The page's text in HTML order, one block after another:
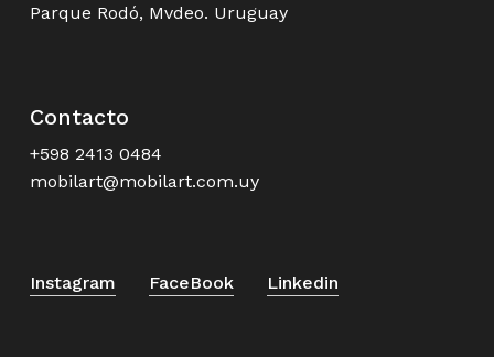
Parque Rodó, Mvdeo. Uruguay
Contacto
+598 2413 0484
mobilart@mobilart.com.uy
Instagram FaceBook Linkedin